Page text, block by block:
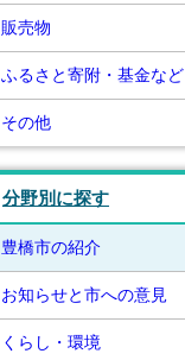
販売物
ふるさと寄附・基金など
その他
分野別に探す
豊橋市の紹介
お知らせと市への意見
くらし・環境